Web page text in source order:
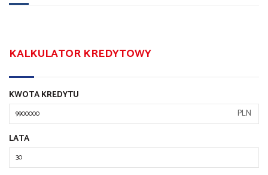
KALKULATOR KREDYTOWY
KWOTA KREDYTU
PLN
LATA